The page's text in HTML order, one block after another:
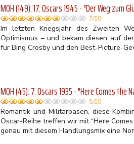
MOH (149): 17. Oscars 1945 - "Der Weg zum
7/10
Im letzten Kriegsjahr des Zweiten
Optimismus – und bekam diesen auf
für Bing Crosby und den Best-Picture-
MOH (45): 7. Oscars 1935 - "Here Comes the
5/10
Romantik und Militärbasen, diese
Oscar-Reihe treffen wir mit “Here
genau mit diesem Handlungsmix eine